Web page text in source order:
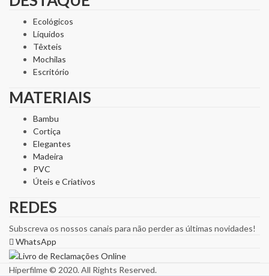
Ecológicos
Líquidos
Têxteis
Mochilas
Escritório
MATERIAIS
Bambu
Cortiça
Elegantes
Madeira
PVC
Úteis e Criativos
REDES
Subscreva os nossos canais para não perder as últimas novidades!
WhatsApp
Hiperfilme © 2020. All Rights Reserved.